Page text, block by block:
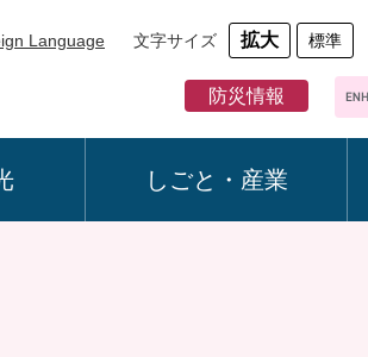
Language 文字サイズ 拡大 標準
防災情報
G
o
しごと・産業